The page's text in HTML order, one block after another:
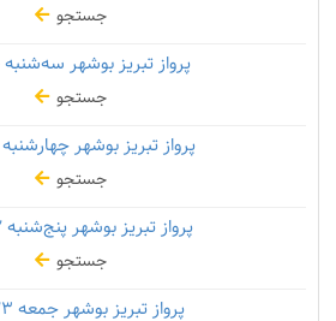
جستجو
پرواز تبریز بوشهر سه‌شنبه
جستجو
پرواز تبریز بوشهر چهارشنبه
جستجو
پرواز تبریز بوشهر پنج‌شنبه۲۲ مرداد
جستجو
پرواز تبریز بوشهر جمعه